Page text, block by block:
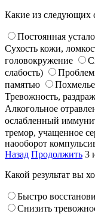
Какие из следующих
Постоянная
Сухость кожи,
головокружение
слабость)
памятью
Тревожность,
Алкогольное
ослабленный
тремор, учащенное
наооборот
Назад Продолжить 3
Какой результат вы
Быстро
Снизить